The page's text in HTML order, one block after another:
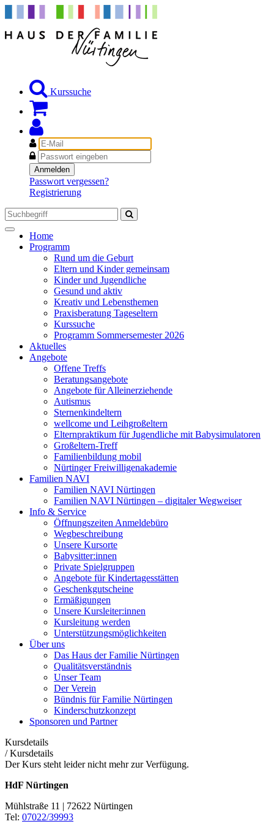
Kurssuche
E-
Mail
Passwort
Anmelden
Passwort vergessen?
Registrierung
Toggle
navigation
Home
Programm
Rund um die Geburt
Eltern und Kinder gemeinsam
Kinder und Jugendliche
Gesund und aktiv
Kreativ und Lebensthemen
Praxisberatung Tageseltern
Kurssuche
Programm Sommersemester 2026
Aktuelles
Angebote
Offene Treffs
Beratungsangebote
Angebote für Alleinerziehende
Autismus
Sternenkindeltern
wellcome und Leihgroßeltern
Elternpraktikum für Jugendliche mit Babysimulatoren
Großeltern-Treff
Familienbildung mobil
Nürtinger Freiwilligenakademie
Familien NAVI
Familien NAVI Nürtingen
Familien NAVI Nürtingen – digitaler Wegweiser
Info & Service
Öffnungszeiten Anmeldebüro
Wegbeschreibung
Unsere Kursorte
Babysitter:innen
Private Spielgruppen
Angebote für Kindertagesstätten
Geschenkgutscheine
Ermäßigungen
Unsere Kursleiter:innen
Kursleitung werden
Unterstützungsmöglichkeiten
Über uns
Das Haus der Familie Nürtingen
Qualitätsverständnis
Unser Team
Der Verein
Bündnis für Familie Nürtingen
Kinderschutzkonzept
Sponsoren und Partner
Kursdetails
/Kursdetails
Der Kurs steht leider nicht mehr zur Verfügung.
HdF Nürtingen
Mühlstraße 11 | 72622 Nürtingen
Tel: 07022/39993